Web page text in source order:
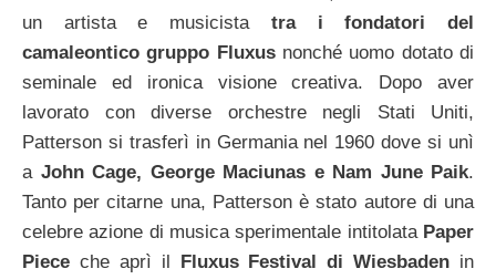
un artista e musicista tra i fondatori del
camaleontico gruppo Fluxus nonché uomo dotato di
seminale ed ironica visione creativa. Dopo aver
lavorato con diverse orchestre negli Stati Uniti,
Patterson si trasferì in Germania nel 1960 dove si unì
a John Cage, George Maciunas e Nam June Paik.
Tanto per citarne una, Patterson è stato autore di una
celebre azione di musica sperimentale intitolata Paper
Piece che aprì il Fluxus Festival di Wiesbaden in